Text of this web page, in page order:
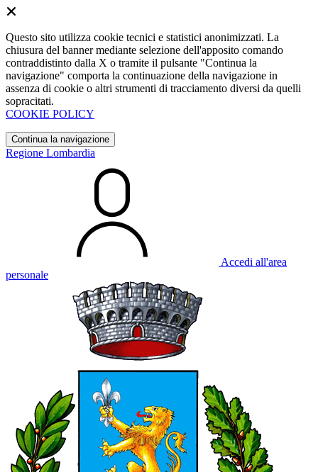
Questo sito utilizza cookie tecnici e statistici anonimizzati. La
chiusura del banner mediante selezione dell'apposito comando
contraddistinto dalla X o tramite il pulsante "Continua la
navigazione" comporta la continuazione della navigazione in
assenza di cookie o altri strumenti di tracciamento diversi da quelli
sopracitati.
COOKIE POLICY
Continua la navigazione
Regione Lombardia
Accedi all'area
personale